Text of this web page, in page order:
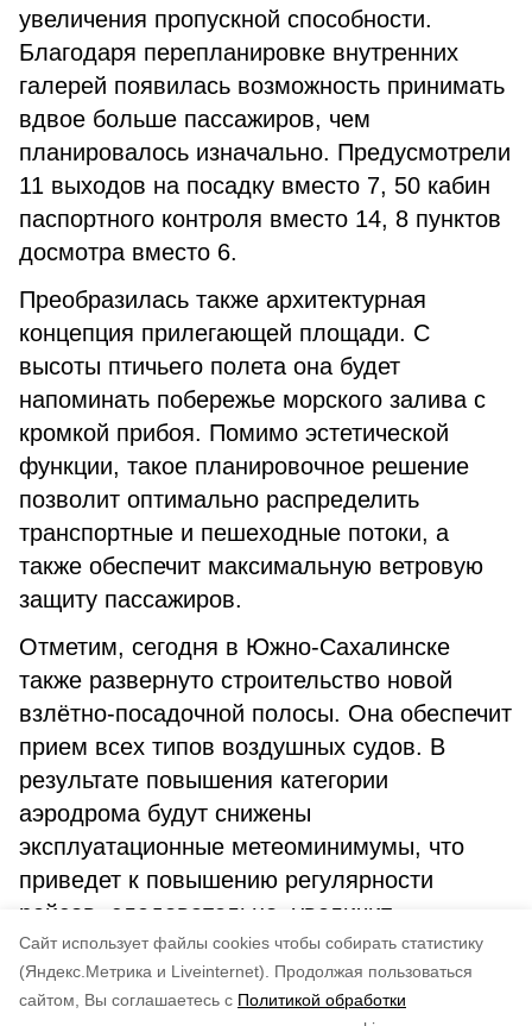
Cайт использует файлы cookies чтобы собирать статистику
(Яндекс.Метрика и Liveinternet).
Продолжая пользоваться
сайтом, Вы соглашаетесь с Политикой обработки
увеличения пропускной способности.
Благодаря перепланировке внутренних
галерей появилась возможность принимать
вдвое больше пассажиров, чем
планировалось изначально. Предусмотрели
11 выходов на посадку вместо 7, 50 кабин
паспортного контроля вместо 14, 8 пунктов
досмотра вместо 6.
Преобразилась также архитектурная
концепция прилегающей площади. С
высоты птичьего полета она будет
напоминать побережье морского залива с
кромкой прибоя. Помимо эстетической
функции, такое планировочное решение
позволит оптимально распределить
транспортные и пешеходные потоки, а
также обеспечит максимальную ветровую
защиту пассажиров.
Отметим, сегодня в Южно-Сахалинске
также развернуто строительство новой
взлётно-посадочной полосы. Она обеспечит
прием всех типов воздушных судов. В
результате повышения категории
аэродрома будут снижены
эксплуатационные метеоминимумы, что
приведет к повышению регулярности
рейсов, следовательно, увеличит
пассажиропоток.